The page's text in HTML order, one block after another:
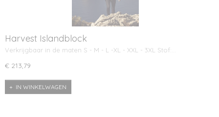
Harvest Islandblock
Verkrijgbaar in de maten S - M - L -XL - XXL - 3XL Stof:…
€ 213,79
IN WINKELWAGEN